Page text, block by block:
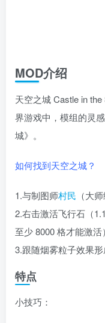
MOD介绍
天空之城 Castle in
界游戏中，模组的灵
城》。
如何找到天空之城？
1.与制图师村民 （大
2.右击激活飞行石（
至少 8000 格才能激活
3.跟随烟雾粒子效果形
特点
小技巧：